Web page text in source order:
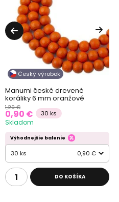
Český výrobok
Manumi české drevené
koráliky 6 mm oranžové
1,29 €
0,90 € 30 ks
Skladom
Výhodnejšie balenie
30 ks 0,90 €
DO KOŠÍKA